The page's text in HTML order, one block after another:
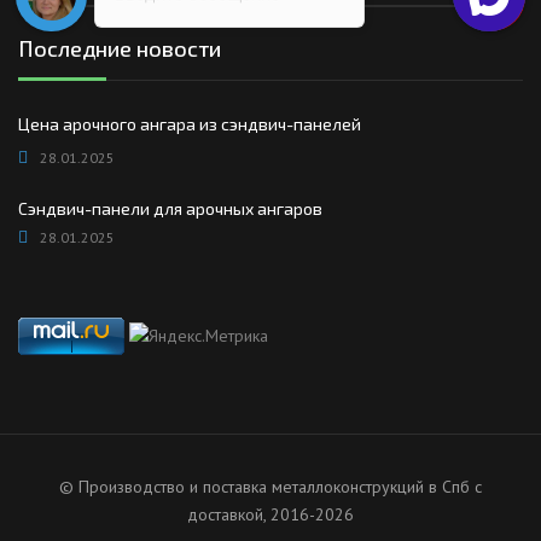
Последние новости
Цена арочного ангара из сэндвич-панелей
28.01.2025
Сэндвич-панели для арочных ангаров
28.01.2025
© Производство и поставка металлоконструкций в Спб с
доставкой, 2016-2026